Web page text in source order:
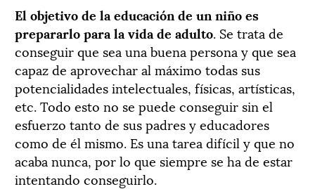
El objetivo de la educación de un niño es
prepararlo para la vida de adulto. Se trata de
conseguir que sea una buena persona y que sea
capaz de aprovechar al máximo todas sus
potencialidades intelectuales, físicas, artísticas,
etc. Todo esto no se puede conseguir sin el
esfuerzo tanto de sus padres y educadores
como de él mismo. Es una tarea difícil y que no
acaba nunca, por lo que siempre se ha de estar
intentando conseguirlo.